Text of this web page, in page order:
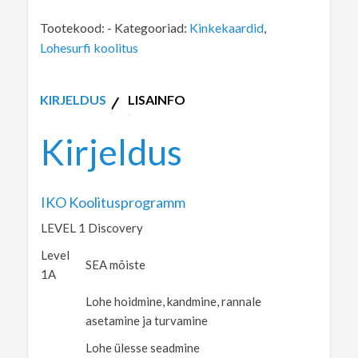
Tootekood: - Kategooriad: Kinkekaardid,
Lohesurfi koolitus
KIRJELDUS LISAINFO
Kirjeldus
IKO Koolitusprogramm
LEVEL 1 Discovery
Level
1A
SEA mõiste
Lohe hoidmine, kandmine, rannale
asetamine ja turvamine
Lohe ülesse seadmine